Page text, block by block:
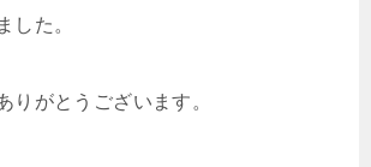
た。
りがとうございます。